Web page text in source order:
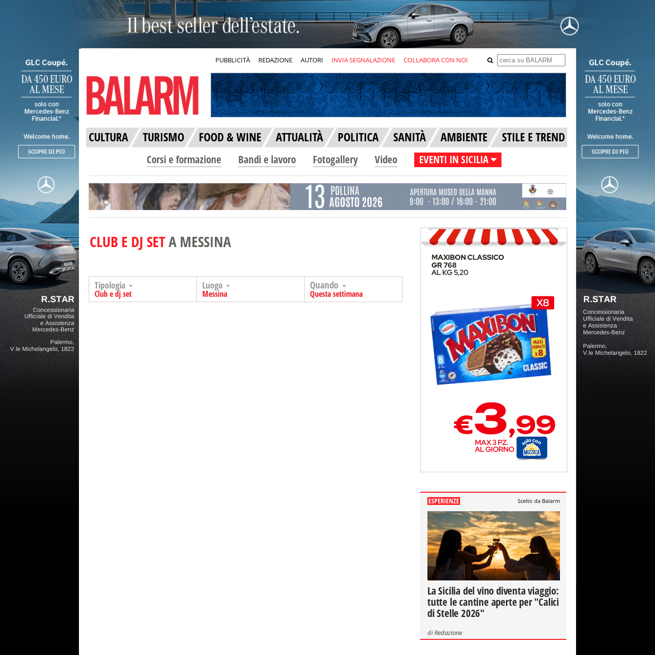
PUBBLICITÀ REDAZIONE AUTORI INVIA SEGNALAZIONE COLLABORA CON NOI
CULTURA TURISMO FOOD & WINE ATTUALITÀ POLITICA SANITÀ AMBIENTE STILE E TREND
Corsi e formazione Bandi e lavoro Fotogallery Video EVENTI IN SICILIA
CLUB E DJ SETA MESSINA
Tipologia
Club e dj set
Luogo
Messina
Quando
Questa settimana
ESPERIENZE Scelto da Balarm
La Sicilia del vino diventa viaggio:
tutte le cantine aperte per "Calici
di Stelle 2026"
diRedazione